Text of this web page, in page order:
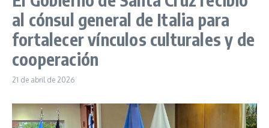
al cónsul general de Italia para
fortalecer vínculos culturales y de
cooperación
21 de abril de 2026